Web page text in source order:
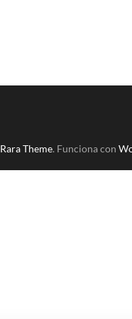
Rara Theme. Funciona con